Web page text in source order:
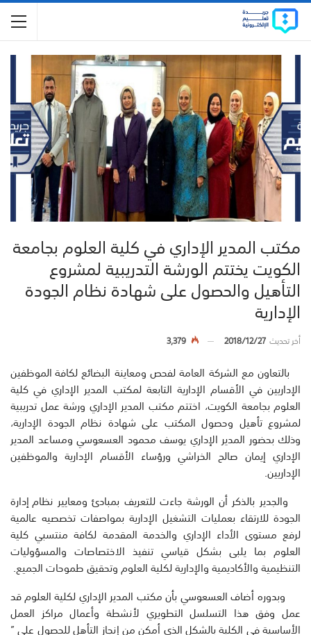
مكتب المدير الإداري في كلية العلوم بجامعة
الكويت يختتم الورشة التدريبية لمشروع
التأهيل والحصول على شهادة نظام الجودة
الإدارية
أخر تحديث2018/12/27
3,379
بالتعاون مع الشركة العامةلفحص ومعاينة البضائعلكافةالموظفين
الإداريين في الأقسام الإدارية التابعة لمكتب المدير الإداري في كلية
العلوم بجامعة الكويت، اختتم مكتب المدير الإداري ورشة عمل تدريبية
لمشروع تأهيل وحصول المكتب على شهادة نظام الجودة الإدارية،
وذلك بحضور المدير الإداري يوسف محمود العسعوسي ومساعد المدير
الإداري إيمان صالح الخراشي ورؤساء الأقسام الإدارية والموظفين
الإداريين.
والجدير بالذكر أن الورشة جاءت للتعريف بمبادئ ومعايير نظامإدارة
الجودة للارتقاء بعمليات التشغيل الإدارية بمواصفات تخصصيه عالمية
لرفع مستوى الأداء الإداري والخدمة المقدمة لكافة منتسبي كلية
العلوم بما يلبى بشكل قياسي تنفيذ الاختصاصات والمسؤوليات
التنظيميةوالأكاديميةوالإداريةلكليةالعلوموتحقيقطموحاتالجميع.
وبدورهأضافالعسعوسي بأنمكتب المدير الإداريلكليةالعلومقد
عمل وفق هذا التسلسل التطويري لأنشطة وأعمال مراكز العمل
الأساسيةفي الكليةبالشكلالذيأمكنمنإنجاز التأهلللحصول على”